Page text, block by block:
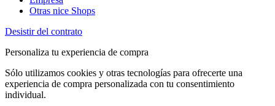
Otras nice Shops
Desistir del contrato
Personaliza tu experiencia de compra
Sólo utilizamos cookies y otras tecnologías para ofrecerte una
experiencia de compra personalizada con tu consentimiento
individual.